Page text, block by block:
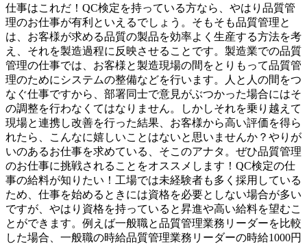
仕事はこれだ！QC検定を持っている方なら、やはり品質管
理のお仕事が有利といえるでしょう。そもそも品質管理と
は、お客様が求める品質の製品を効率よく生産する方法を考
え、それを製造過程に反映させることです。製造業での品質
管理の仕事では、お客様と製造現場の間をとりもって品質管
理のためにシステムの整備などを行います。人と人の間をつ
なぐ仕事ですから、部署同士で意見がぶつかった場合にはそ
の調整を行わなくてはなりません。しかしそれを乗り越えて
現場と連携し改善を行った結果、お客様から高い評価を得ら
れたら、こんなに嬉しいことはないと思いませんか？やりが
いのあるお仕事を求めている、そこのアナタ。ぜひ品質管理
のお仕事に挑戦されることをオススメします！QC検定の仕
事の給料が知りたい！工場では未経験者も多く採用している
ため、仕事を始めるときには資格を必要としない場合が多い
ですが、やはり資格を持っていると昇進や高い給料を望むこ
とができます。例えば一般職と品質管理業務リーダーを比較
した場合、一般職の時給品質管理業務リーダーの時給1000円